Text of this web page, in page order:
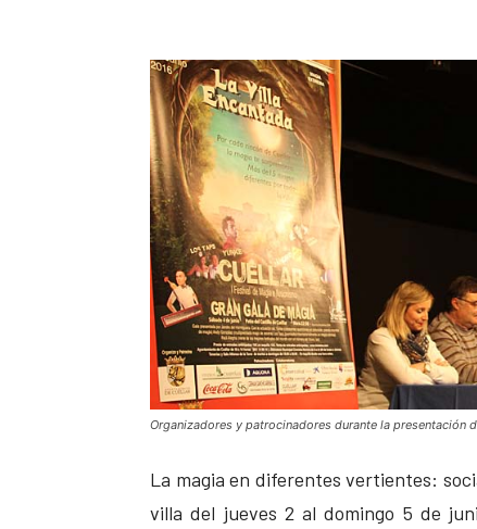
Organizadores y patrocinadores durante la presentación
La magia en diferentes vertientes:
villa del jueves 2 al domingo 5 de